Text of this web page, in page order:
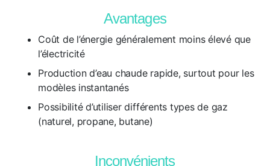
Avantages
Coût de l’énergie généralement moins élevé que
l’électricité
Production d’eau chaude rapide, surtout pour les
modèles instantanés
Possibilité d’utiliser différents types de gaz
(naturel, propane, butane)
Inconvénients